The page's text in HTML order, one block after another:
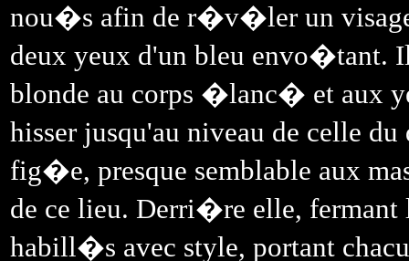
nou�s afin de r�v�ler un
deux yeux d'un bleu envo�tant.
blonde au corps �lanc� et aux
hisser jusqu'au niveau de celle
fig�e, presque semblable aux
de ce lieu. Derri�re elle, fermant
habill�s avec style, portant